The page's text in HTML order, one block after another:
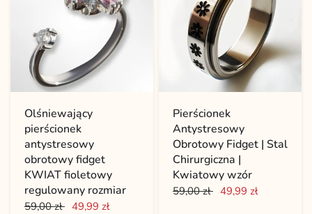
Olśniewający
pierścionek
antystresowy
obrotowy fidget
KWIAT fioletowy
regulowany rozmiar
59,00 zł 49,99 zł
Pierścionek
Antystresowy
Obrotowy Fidget | Stal
Chirurgiczna |
Kwiatowy wzór
59,00 zł 49,99 zł